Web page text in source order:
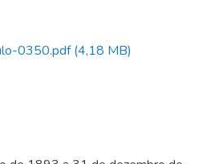
0350.pdf(4,18 MB)